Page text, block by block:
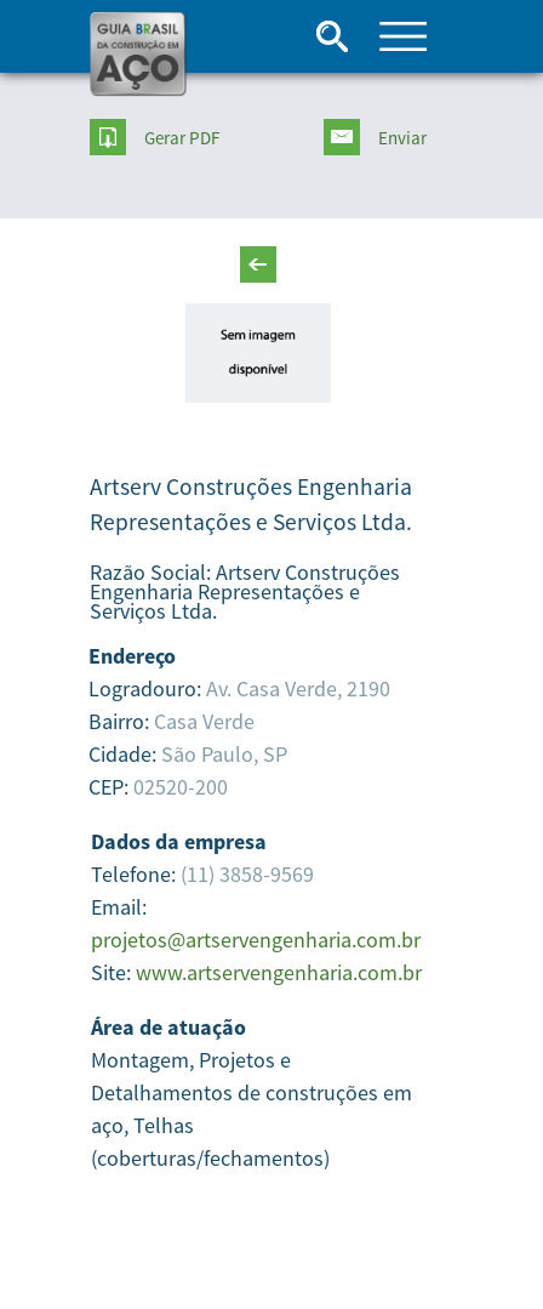
Gerar PDF Enviar
Artserv Construções Engenharia
Representações e Serviços Ltda.
Razão Social:Artserv Construções
Engenharia Representações e
Serviços Ltda.
Endereço
Logradouro:Av. Casa Verde, 2190
Bairro: Casa Verde
Cidade: São Paulo, SP
CEP: 02520-200
Dados da empresa
Telefone: (11) 3858-9569
Email:
projetos@artservengenharia.com.br
Site:www.artservengenharia.com.br
Área de atuação
Montagem, Projetos e
Detalhamentos de construções em
aço, Telhas
(coberturas/fechamentos)